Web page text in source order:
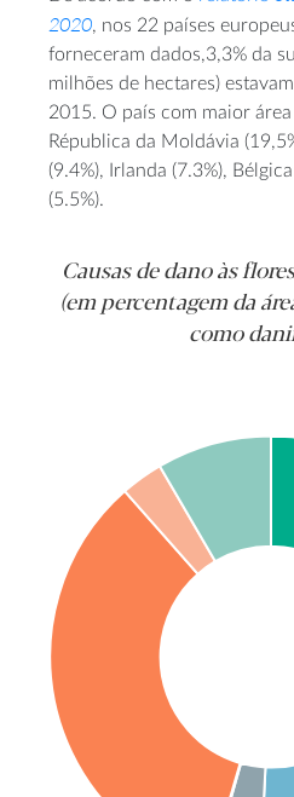
2020, nos 22 países
forneceram dados,3,3% da
milhões de hectares)
2015. O país com maior
Républica da Moldávia
(9.4%), Irlanda (7.3%),
(5.5%).
Causas de dano às
(em percentagem da
como